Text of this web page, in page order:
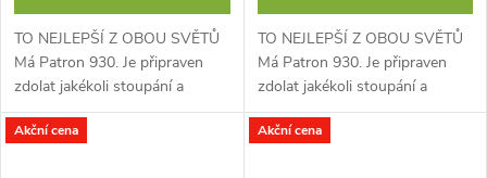
TO NEJLEPŠÍ Z OBOU SVĚTŮ
Má Patron 930. Je připraven
zdolat jakékoli stoupání a
radostně, s jistotu a
sebevědomím se pustit z kopce
TO NEJLEPŠÍ Z OBOU SVĚTŮ
Má Patron 930. Je připraven
zdolat jakékoli stoupání a
radostně, s jistotu a
sebevědomím se pustit z kopce
Akční cena Akční cena